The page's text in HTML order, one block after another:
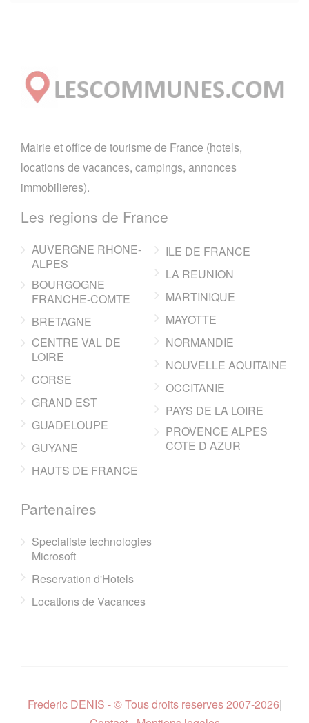
Mairie et office de tourisme de France (hotels,
locations de vacances, campings, annonces
immobilieres).
Les regions de France
AUVERGNE RHONE-
ALPES
BOURGOGNE
FRANCHE-COMTE
BRETAGNE
CENTRE VAL DE
LOIRE
CORSE
GRAND EST
GUADELOUPE
GUYANE
HAUTS DE FRANCE
ILE DE FRANCE
LA REUNION
MARTINIQUE
MAYOTTE
NORMANDIE
NOUVELLE AQUITAINE
OCCITANIE
PAYS DE LA LOIRE
PROVENCE ALPES
COTE D AZUR
Partenaires
Specialiste technologies
Microsoft
Reservation d'Hotels
Locations de Vacances
Frederic DENIS - © Tous droits reserves 2007-2026|